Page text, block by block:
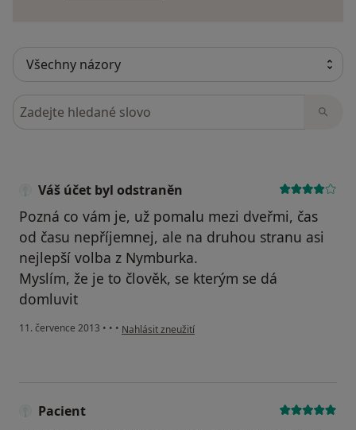
Hledejte v názorech
Váš účet byl odstraněn
Pozná co vám je, už pomalu mezi dveřmi, čas
od času nepříjemnej, ale na druhou stranu asi
nejlepší volba z Nymburka.
Myslím, že je to člověk, se kterým se dá
domluvit
11. července 2013 • • • podle názoru uživatele Váš účet byl odstraněn
Nahlásit zneužití
Pacient